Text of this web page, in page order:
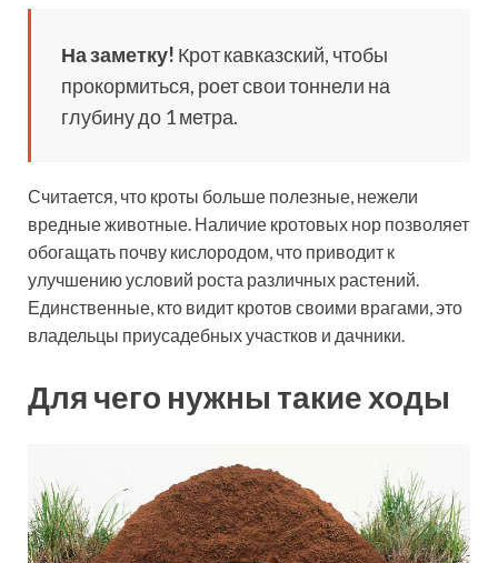
На заметку! Крот кавказский, чтобы
прокормиться, роет свои тоннели на
глубину до 1 метра.
Считается, что кроты больше полезные, нежели
вредные животные. Наличие кротовых нор позволяет
обогащать почву кислородом, что приводит к
улучшению условий роста различных растений.
Единственные, кто видит кротов своими врагами, это
владельцы приусадебных участков и дачники.
Для чего нужны такие ходы